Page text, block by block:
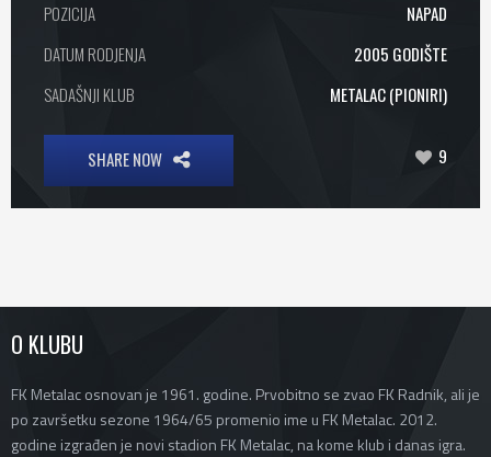
POZICIJA
NAPAD
DATUM RODJENJA
2005 GODIŠTE
SADAŠNJI KLUB
METALAC (PIONIRI)
SHARE NOW 9
O KLUBU
FK Metalac osnovan je 1961. godine. Prvobitno se zvao FK Radnik, ali je
po završetku sezone 1964/65 promenio ime u FK Metalac. 2012.
godine izgrađen je novi stadion FK Metalac, na kome klub i danas igra.